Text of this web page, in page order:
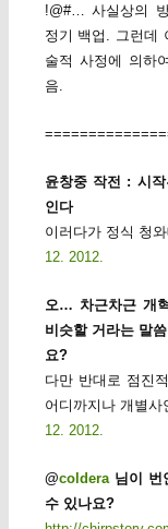
!@#… 사실상의
정기 백업. 그런데
술적 사정에 의하
음.
윤창중 작전 : 시
인다
이러다가 정식 청
12. 2012.
오… 차근차근 개
비슷할 거라는 말
요?
다만 반대로 점진
어디까지나 개별사
12. 2012.
‎@coldera님이 번
수 있나요?